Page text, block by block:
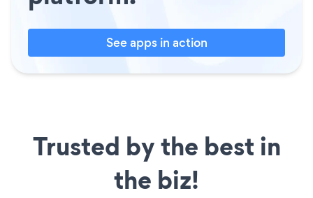
See apps in action
Trusted by the best in
the biz!